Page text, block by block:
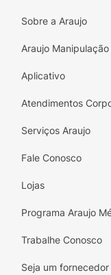
na sua saúde
Sobre a Araujo
Araujo Manipulação
Aplicativo
Atendimentos
Serviços Araujo
Fale Conosco
Lojas
Programa Araujo
Trabalhe Conosco
Seja um fornecedor